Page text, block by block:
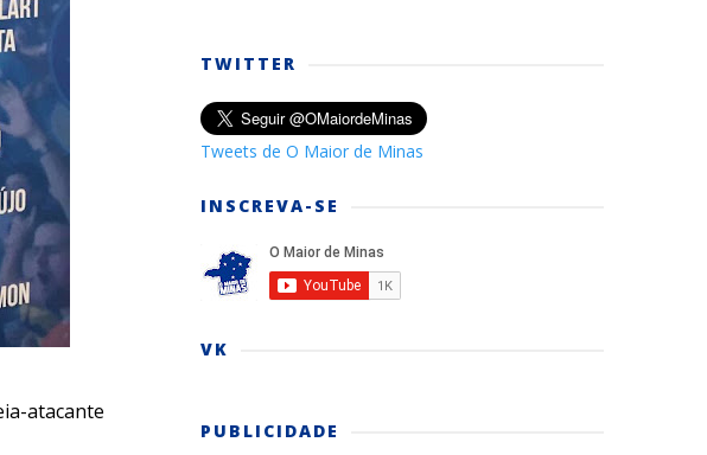
atacante
TWITTER
Tweets de O Maior de Minas
INSCREVA-SE
VK
PUBLICIDADE